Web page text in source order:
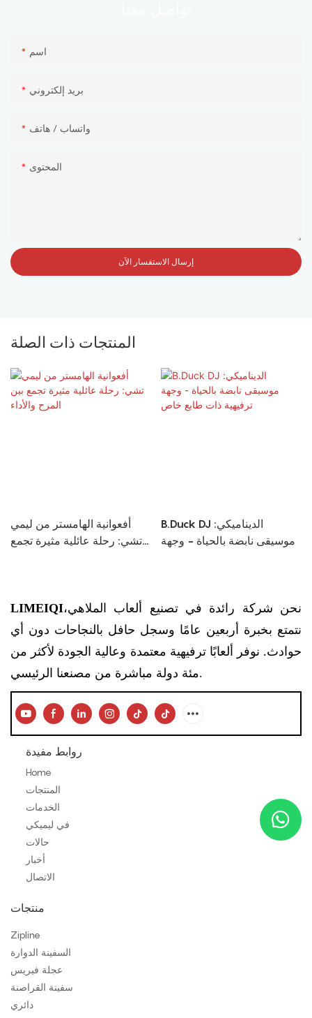
اسم
بريد إلكتروني
واتساب / هاتف
المحتوى
إرسال الاستفسار الآن
المنتجات ذات الصلة
أفعوانية الهامستر من ليمي
تشي: رحلة عائلية مثيرة تجمع
B.Duck DJ الديناميكي:
موسيقى نابضة بالحياة - وجهة
LIMEIQIنحن شركة رائدة في تصنيع ألعاب الملاهي،
نتمتع بخبرة أربعين عامًا وسجل حافل بالنجاحات دون أي
حوادث. نوفر ألعابًا ترفيهية معتمدة وعالية الجودة لأكثر من
مئة دولة مباشرة من مصنعنا الرئيسي.
روابط مفيدة
Home
المنتجات
الخدمات
في ليميكي
حالات
أخبار
الاتصال
منتجات
Zipline
السفينة الدوارة
عجلة فيريس
سفينة القراصنة
دائري